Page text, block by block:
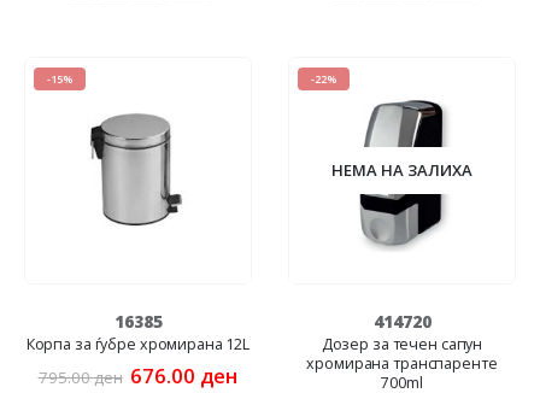
-15%
16385
Корпа за ѓубре хромирана 12L
795.00ден Original
676.00 ден Current
-22%
НЕМА НА ЗАЛИХА
414720
Дозер за течен сапун
хромирана транспаренте
700ml